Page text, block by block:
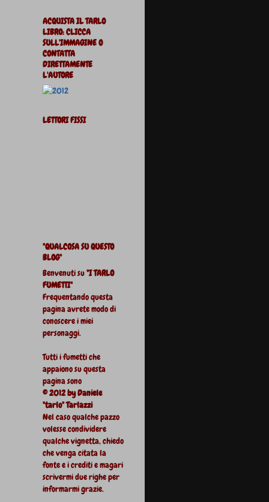
ACQUISTA IL TARLO
LIBRO: CLICCA
SULL'IMMAGINE O
CONTATTA
DIRETTAMENTE
L'AUTORE
LETTORI FISSI
"QUALCOSA SU QUESTO
BLOG"
Benvenuti su"I TARLO
FUMETTI"
Frequentando questa
pagina avrete modo di
conoscere i miei
personaggi.
Tutti i fumetti che
appaiono su questa
pagina sono
© 2012 by Daniele
"tarlo" Tarlazzi
Nel caso qualche pazzo
volesse condividere
qualche vignetta, chiedo
che venga citata la
fonte e i crediti e magari
scrivermi due righe per
informarmi grazie.